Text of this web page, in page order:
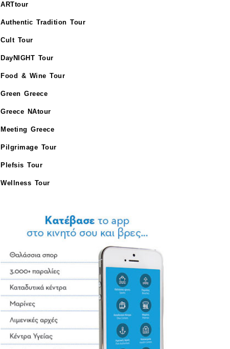
ARTtour
Authentic Tradition Tour
Cult Tour
DayNIGHT Tour
Food & Wine Tour
Green Greece
Greece NAtour
Meeting Greece
Pilgrimage Tour
Plefsis Tour
Wellness Tour